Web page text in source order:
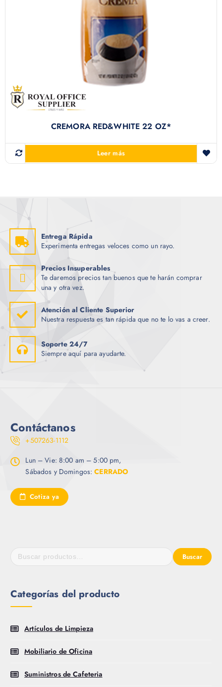
CREMORA RED&WHITE 22 OZ*
Leer más
Entrega Rápida
Experimenta entregas veloces como un rayo.
Precios Insuperables
Te daremos precios tan buenos que te harán comprar
una y otra vez.
Atención al Cliente Superior
Nuestra respuesta es tan rápida que no te lo vas a creer.
Soporte 24/7
Siempre aquí para ayudarte.
Contáctanos
+507263-1112
Lun – Vie: 8:00 am – 5:00 pm,
Sábados y Domingos:CERRADO
Cotiza ya
Buscar
Categorías del producto
Artículos de Limpieza
Mobiliario de Oficina
Suministros de Cafeteria